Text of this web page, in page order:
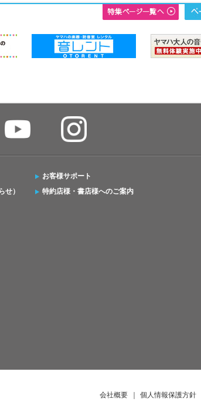
せ）
お客様サポート
特約店様・書店様へのご案内
会社概要 個人情報保護方針